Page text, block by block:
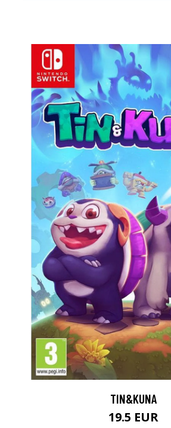
TIN&KUNA
19.5 EUR